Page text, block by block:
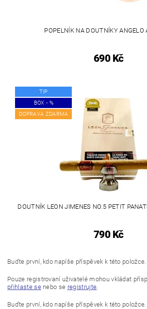
POPELNÍK NA DOUTNÍKY ANGELO
690 Kč
TIP
BOX - %
DOPRAVA ZDARMA
DOUTNÍK LEON JIMENES NO.5 PETIT
790 Kč
Buďte první, kdo napíše příspěvek k této položce.
Pouze registrovaní uživatelé mohou vkládat
přihlaste senebo se registrujte
Buďte první, kdo napíše příspěvek k této položce.